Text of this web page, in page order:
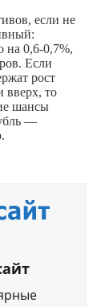
если не
на 0,6-0,7%,
Если
рост
вверх, то
шансы
—